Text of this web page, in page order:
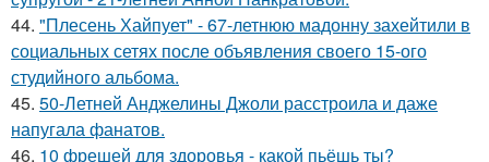
44. "Плесень Хайпует" - 67-летнюю мадонну захейтили в
социальных сетях после объявления своего 15-ого
студийного альбома.
45. 50-Летней Анджелины Джоли расстроила и даже
напугала фанатов.
46. 10 фрешей для здоровья - какой пьёшь ты?